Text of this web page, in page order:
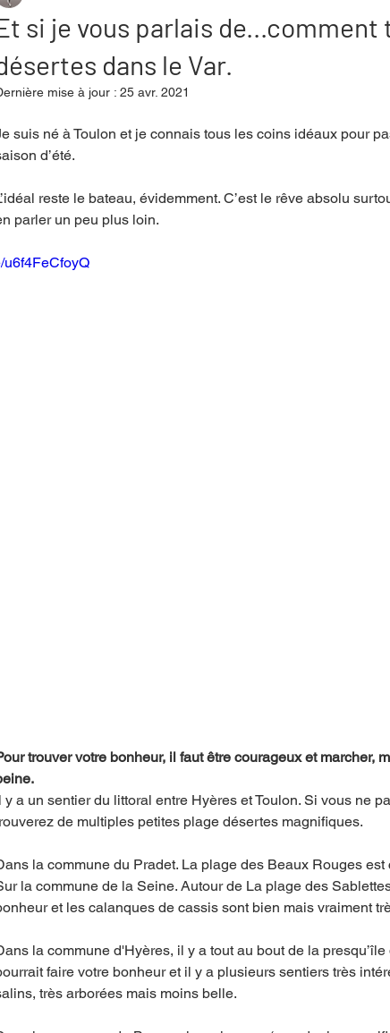
Rire Récompense Festival
Validé par Romane. Spécial Famille Littérature
Annuaire Théâtre - Musée
si je vous parlais de...comment
dans le Var.
mise à jour : 25 avr. 2021
suis né à Toulon et je connais tous les coins idéaux pour
d’été.
reste le bateau, évidemment. C’est le rêve absolu
parler un peu plus loin.
u6f4FeCfoyQ
trouver votre bonheur, il faut être courageux et marcher,
y a un sentier du littoral entre Hyères et Toulon. Si vous ne
de multiples petites plage désertes magnifiques.
la commune du Pradet. La plage des Beaux Rouges
la commune de la Seine. Autour de La plage des
et les calanques de cassis sont bien mais vraiment
la commune d'Hyères, il y a tout au bout de la
faire votre bonheur et il y a plusieurs sentiers très
très arborées mais moins belle.